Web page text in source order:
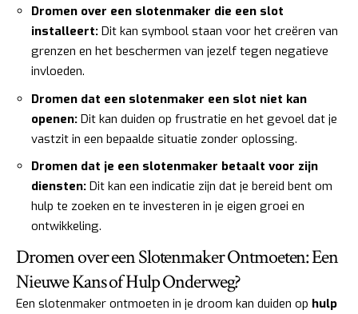
Dromen over een slotenmaker die een slot
installeert: Dit kan symbool staan voor het creëren van
grenzen en het beschermen van jezelf tegen negatieve
invloeden.
Dromen dat een slotenmaker een slot niet kan
openen: Dit kan duiden op frustratie en het gevoel dat je
vastzit in een bepaalde situatie zonder oplossing.
Dromen dat je een slotenmaker betaalt voor zijn
diensten: Dit kan een indicatie zijn dat je bereid bent om
hulp te zoeken en te investeren in je eigen groei en
ontwikkeling.
Dromen over een Slotenmaker Ontmoeten: Een
Nieuwe Kans of Hulp Onderweg?
Een slotenmaker ontmoeten in je droom kan duiden op hulp